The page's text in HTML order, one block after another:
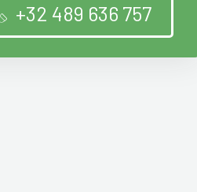
+32 489 636 757